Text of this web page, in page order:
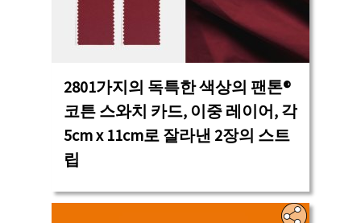
2801가지의 독특한 색상의 팬톤®
코튼 스와치 카드, 이중 레이어, 각
5cm x 11cm로 잘라낸 2장의 스트
립